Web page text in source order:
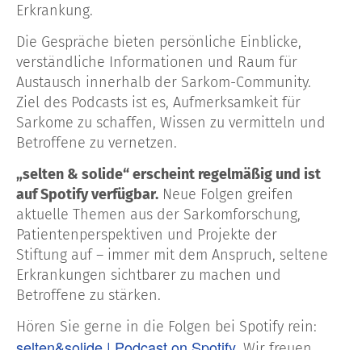
Erkrankung.
Die Gespräche bieten persönliche Einblicke,
verständliche Informationen und Raum für
Austausch innerhalb der Sarkom-Community.
Ziel des Podcasts ist es, Aufmerksamkeit für
Sarkome zu schaffen, Wissen zu vermitteln und
Betroffene zu vernetzen.
„selten & solide“ erscheint regelmäßig und ist
auf Spotify verfügbar. Neue Folgen greifen
aktuelle Themen aus der Sarkomforschung,
Patientenperspektiven und Projekte der
Stiftung auf – immer mit dem Anspruch, seltene
Erkrankungen sichtbarer zu machen und
Betroffene zu stärken.
Hören Sie gerne in die Folgen bei Spotify rein: